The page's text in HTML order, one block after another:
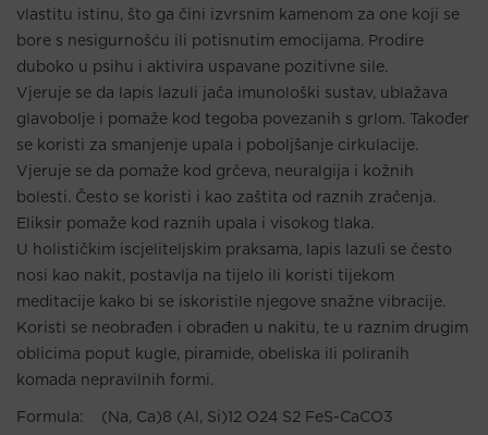
vlastitu istinu, što ga čini izvrsnim kamenom za one koji se
bore s nesigurnošću ili potisnutim emocijama. Prodire
duboko u psihu i aktivira uspavane pozitivne sile.
Vjeruje se da lapis lazuli jača imunološki sustav, ublažava
glavobolje i pomaže kod tegoba povezanih s grlom. Također
se koristi za smanjenje upala i poboljšanje cirkulacije.
Vjeruje se da pomaže kod grčeva, neuralgija i kožnih
bolesti. Često se koristi i kao zaštita od raznih zračenja.
Eliksir pomaže kod raznih upala i visokog tlaka.
U holističkim iscjeliteljskim praksama, lapis lazuli se često
nosi kao nakit, postavlja na tijelo ili koristi tijekom
meditacije kako bi se iskoristile njegove snažne vibracije.
Koristi se neobrađen i obrađen u nakitu, te u raznim drugim
oblicima poput kugle, piramide, obeliska ili poliranih
komada nepravilnih formi.
Formula: (Na, Ca)8 (Al, Si)12 O24 S2 FeS-CaCO3